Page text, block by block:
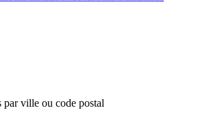
par ville ou code postal